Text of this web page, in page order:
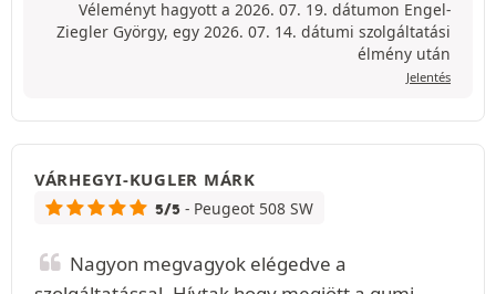
Véleményt hagyott a 2026. 07. 19. dátumon Engel-
Ziegler György, egy 2026. 07. 14. dátumi szolgáltatási
élmény után
Jelentés
VÁRHEGYI-KUGLER MÁRK
5/5 - Peugeot 508 SW
Nagyon megvagyok elégedve a